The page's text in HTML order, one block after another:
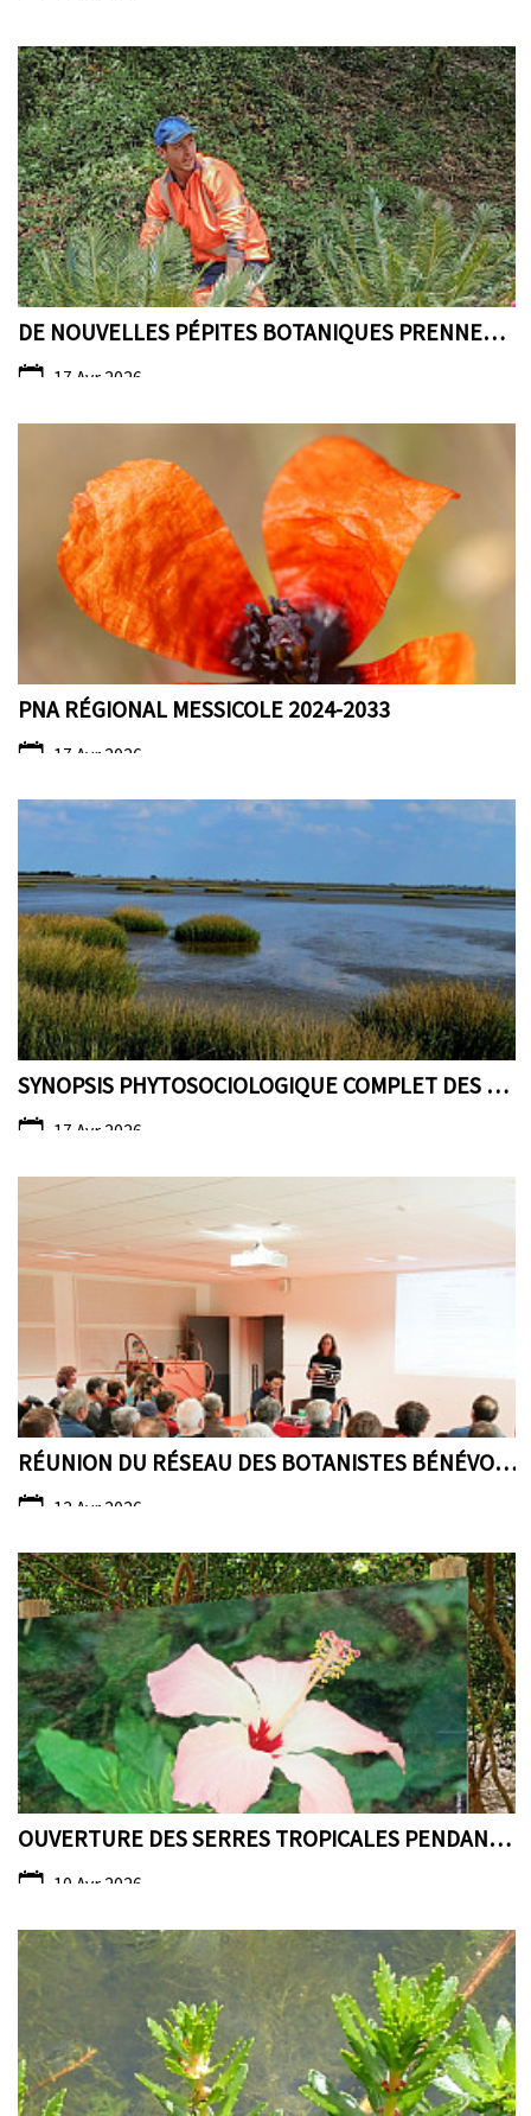
DE NOUVELLES PÉPITES BOTANIQUES PRENNENT RACINE AU...
17 Avr 2026
PNA RÉGIONAL MESSICOLE 2024-2033
17 Avr 2026
SYNOPSIS PHYTOSOCIOLOGIQUE COMPLET DES PAYS DE LA ...
17 Avr 2026
RÉUNION DU RÉSEAU DES BOTANISTES BÉNÉVOLES DU CBN ...
13 Avr 2026
OUVERTURE DES SERRES TROPICALES PENDANT LES VACANC...
10 Avr 2026